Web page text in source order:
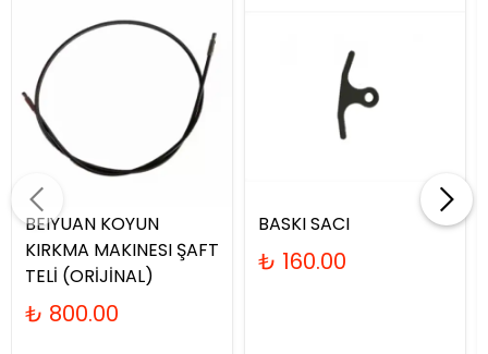
BEIYUAN KOYUN
KIRKMA MAKINESI ŞAFT
TELİ (ORİJİNAL)
₺ 800.00
BASKI SACI
₺ 160.00